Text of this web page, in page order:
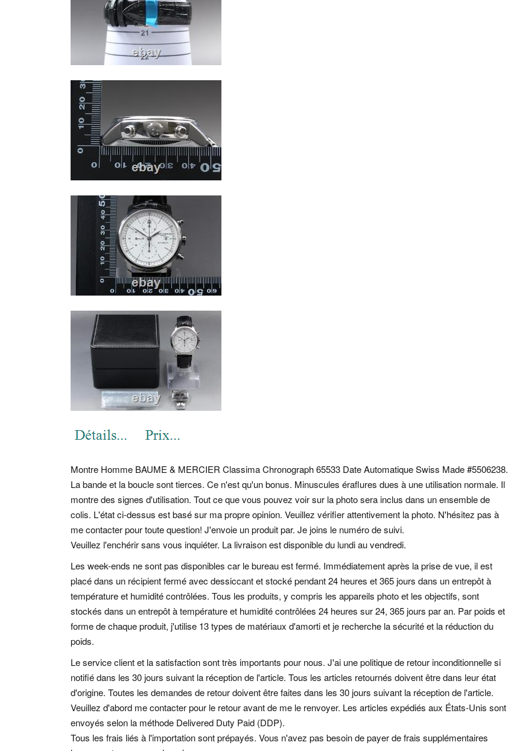
Montre Homme BAUME & MERCIER Classima Chronograph 65533 Date Automatique Swiss Made #5506238.
La bande et la boucle sont tierces. Ce n'est qu'un bonus. Minuscules éraflures dues à une utilisation normale. Il
montre des signes d'utilisation. Tout ce que vous pouvez voir sur la photo sera inclus dans un ensemble de
colis. L'état ci-dessus est basé sur ma propre opinion. Veuillez vérifier attentivement la photo. N'hésitez pas à
me contacter pour toute question! J'envoie un produit par. Je joins le numéro de suivi.
Veuillez l'enchérir sans vous inquiéter. La livraison est disponible du lundi au vendredi.
Les week-ends ne sont pas disponibles car le bureau est fermé. Immédiatement après la prise de vue, il est
placé dans un récipient fermé avec dessiccant et stocké pendant 24 heures et 365 jours dans un entrepôt à
température et humidité contrôlées. Tous les produits, y compris les appareils photo et les objectifs, sont
stockés dans un entrepôt à température et humidité contrôlées 24 heures sur 24, 365 jours par an. Par poids et
forme de chaque produit, j'utilise 13 types de matériaux d'amorti et je recherche la sécurité et la réduction du
poids.
Le service client et la satisfaction sont très importants pour nous. J'ai une politique de retour inconditionnelle si
notifié dans les 30 jours suivant la réception de l'article. Tous les articles retournés doivent être dans leur état
d'origine. Toutes les demandes de retour doivent être faites dans les 30 jours suivant la réception de l'article.
Veuillez d'abord me contacter pour le retour avant de me le renvoyer. Les articles expédiés aux États-Unis sont
envoyés selon la méthode Delivered Duty Paid (DDP).
Tous les frais liés à l'importation sont prépayés. Vous n'avez pas besoin de payer de frais supplémentaires